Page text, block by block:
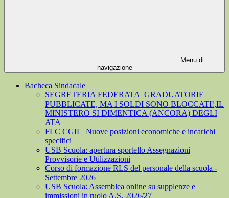
Menu di
navigazione
Bacheca Sindacale
SEGRETERIA FEDERATA_GRADUATORIE
PUBBLICATE, MA I SOLDI SONO BLOCCATI!,IL
MINISTERO SI DIMENTICA (ANCORA) DEGLI
ATA
FLC CGIL_Nuove posizioni economiche e incarichi
specifici
USB Scuola: apertura sportello Assegnazioni
Provvisorie e Utilizzazioni
Corso di formazione RLS del personale della scuola -
Settembre 2026
USB Scuola: Assemblea online su supplenze e
immissioni in ruolo A.S. 2026/27